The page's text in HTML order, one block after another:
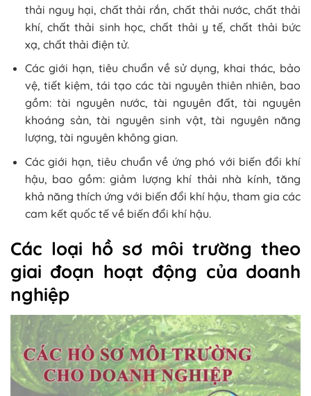
thải nguy hại, chất thải rắn, chất thải nước, chất thải
khí, chất thải sinh học, chất thải y tế, chất thải bức
xạ, chất thải điện tử.
Các giới hạn, tiêu chuẩn về sử dụng, khai thác, bảo
vệ, tiết kiệm, tái tạo các tài nguyên thiên nhiên, bao
gồm: tài nguyên nước, tài nguyên đất, tài nguyên
khoáng sản, tài nguyên sinh vật, tài nguyên năng
lượng, tài nguyên không gian.
Các giới hạn, tiêu chuẩn về ứng phó với biến đổi khí
hậu, bao gồm: giảm lượng khí thải nhà kính, tăng
khả năng thích ứng với biến đổi khí hậu, tham gia các
cam kết quốc tế về biến đổi khí hậu.
Các loại hồ sơ môi trường theo
giai đoạn hoạt động của doanh
nghiệp